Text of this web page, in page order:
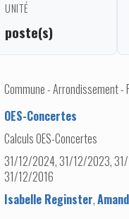
UNITÉ
poste(s)
Commune - Arrondissement -
OES-Concertes
Calculs OES-Concertes
31/12/2024, 31/12/2023,
31/12/2016
Isabelle Reginster,